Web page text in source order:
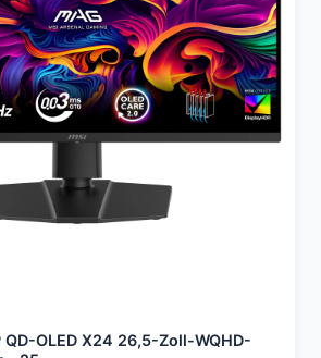
QD-OLED X24 26,5-Zoll-WQHD-